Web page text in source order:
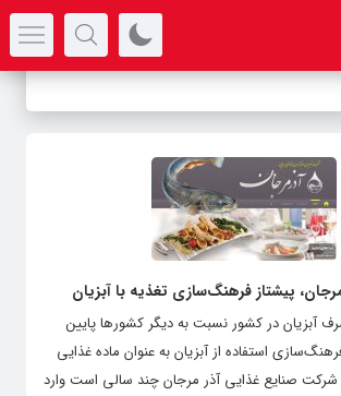
پیشتاز فرهنگ‌سازی تغذیه با آبزیان
آبزیان در کشور نسبت به دیگر کشورها پایین
استفاده از آبزیان به عنوان ماده غذایی
صنایع غذایی آذر مرجان چند سالی است وارد